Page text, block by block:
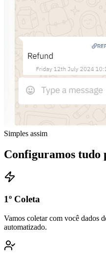
Simples assim
Configuramos tudo
1º Coleta
Vamos coletar com você dados
automatizado.